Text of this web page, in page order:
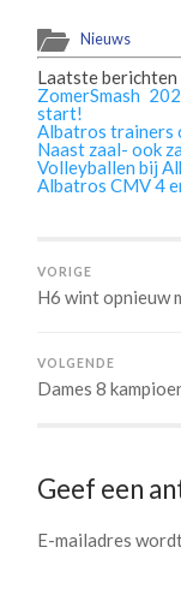
Nieuws
Laatste berichten
ZomerSmash
start!
Albatros trainers
Naast zaal- ook
Volleyballen bij
Albatros CMV 4
VORIGE
H6 wint opnieuw
VOLGENDE
Dames 8
Geef een
E-mailadres